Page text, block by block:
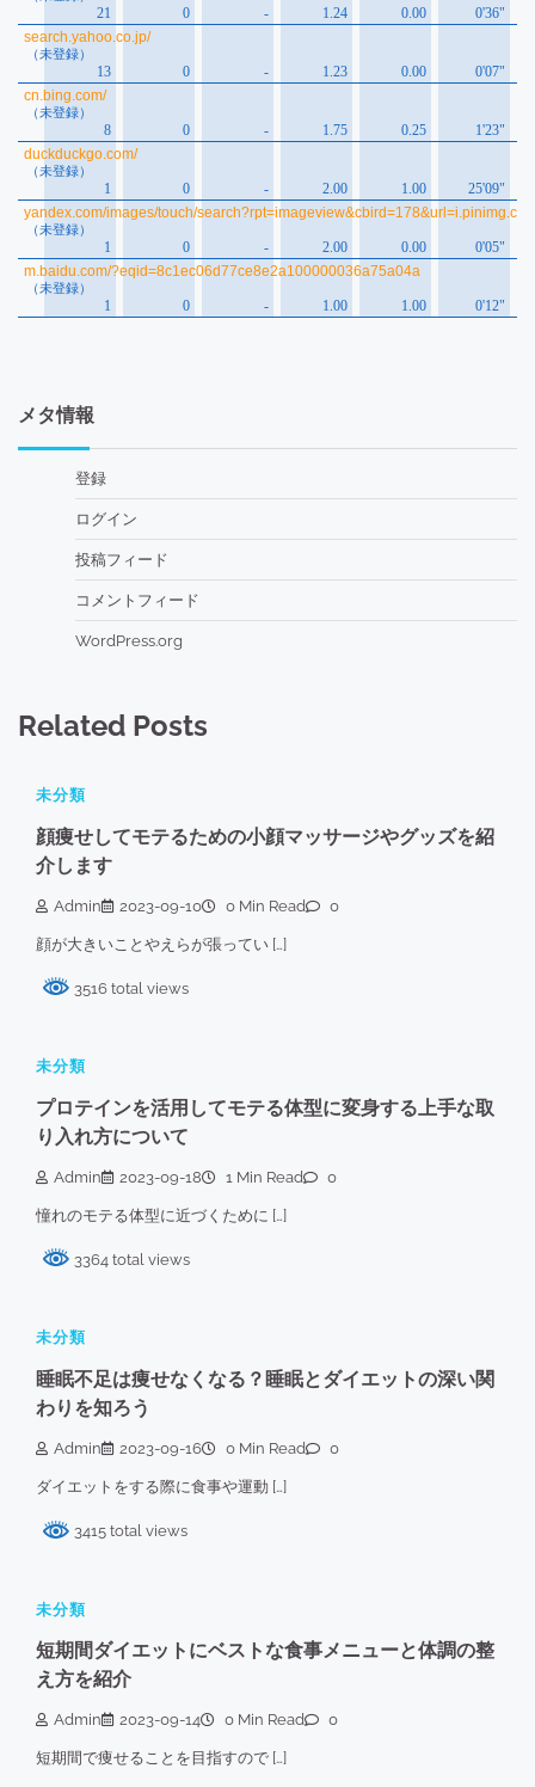
メタ情報
登録
ログイン
投稿フィード
コメントフィード
WordPress.org
Related Posts
未分類
顔痩せしてモテるための小顔マッサージやグッズを紹
介します
Admin 2023-09-10 0 Min Read 0
顔が大きいことやえらが張ってい […]
3516 total views
未分類
プロテインを活用してモテる体型に変身する上手な取
り入れ方について
Admin 2023-09-18 1 Min Read 0
憧れのモテる体型に近づくために […]
3364 total views
未分類
睡眠不足は痩せなくなる？睡眠とダイエットの深い関
わりを知ろう
Admin 2023-09-16 0 Min Read 0
ダイエットをする際に食事や運動 […]
3415 total views
未分類
短期間ダイエットにベストな食事メニューと体調の整
え方を紹介
Admin 2023-09-14 0 Min Read 0
短期間で痩せることを目指すので […]